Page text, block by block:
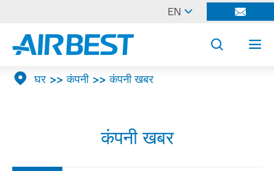
EN  
 
 घर कंपनी कंपनी खबर
कंपनी खबर